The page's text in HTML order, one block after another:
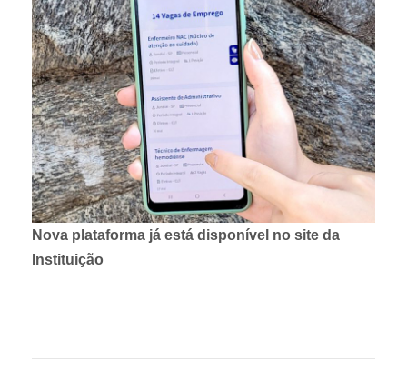
Nova plataforma já está disponível no site da
Instituição